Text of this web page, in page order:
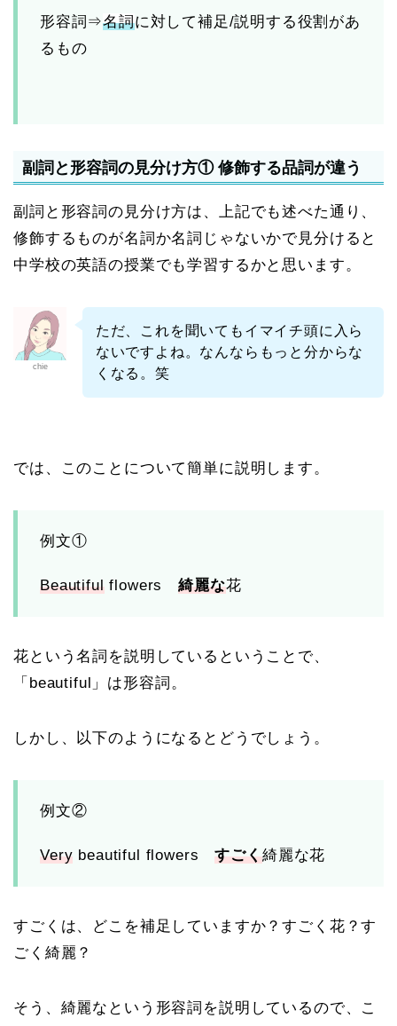
形容詞⇒名詞に対して補足/説明する役割があ
るもの
副詞と形容詞の見分け方① 修飾する品詞が違う
副詞と形容詞の見分け方は、上記でも述べた通り、
修飾するものが名詞か名詞じゃないかで見分けると
中学校の英語の授業でも学習するかと思います。
chie
ただ、これを聞いてもイマイチ頭に入ら
ないですよね。 なんならもっと分からな
くなる。笑
では、このことについて簡単に説明します。
例文①
Beautifulflowers綺麗な花
花という名詞を説明しているということで、
「beautiful」は形容詞。
しかし、以下のようになるとどうでしょう。
例文②
Very beautiful flowersすごく綺麗な花
すごくは、どこを補足していますか？すごく花？す
ごく綺麗？
そう、綺麗なという形容詞を説明しているので、こ